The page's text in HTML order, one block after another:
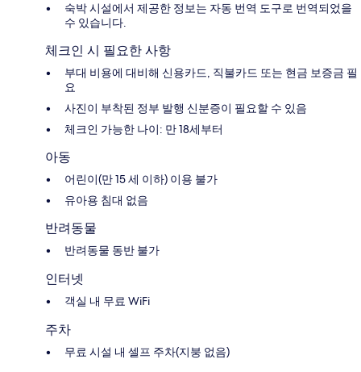
숙박 시설에서 제공한 정보는 자동 번역 도구로 번역되었을
수 있습니다.
체크인 시 필요한 사항
부대 비용에 대비해 신용카드, 직불카드 또는 현금 보증금 필
요
사진이 부착된 정부 발행 신분증이 필요할 수 있음
체크인 가능한 나이: 만 18세부터
아동
어린이(만 15 세 이하) 이용 불가
유아용 침대 없음
반려동물
반려동물 동반 불가
인터넷
객실 내 무료 WiFi
주차
무료 시설 내 셀프 주차(지붕 없음)